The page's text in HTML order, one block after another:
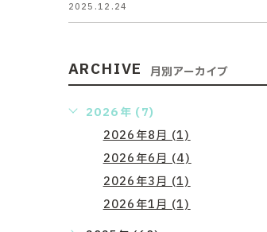
2025.12.24
ARCHIVE 月別アーカイブ
2026年 (7)
2026年8月 (1)
2026年6月 (4)
2026年3月 (1)
2026年1月 (1)